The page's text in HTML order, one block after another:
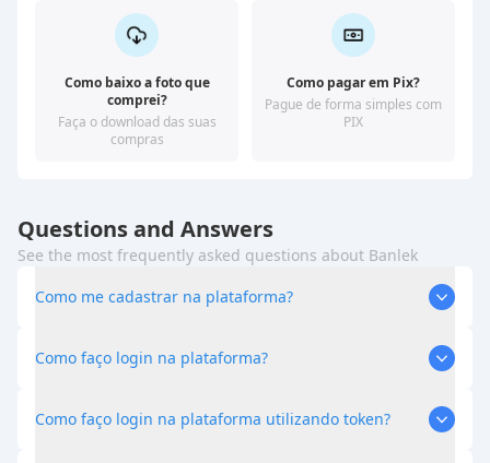
Como baixo a foto que
comprei?
Faça o download das suas
compras
Como pagar em Pix?
Pague de forma simples com
PIX
Questions and Answers
See the most frequently asked questions about Banlek
Como me cadastrar na plataforma?
Como faço login na plataforma?
Como faço login na plataforma utilizando token?